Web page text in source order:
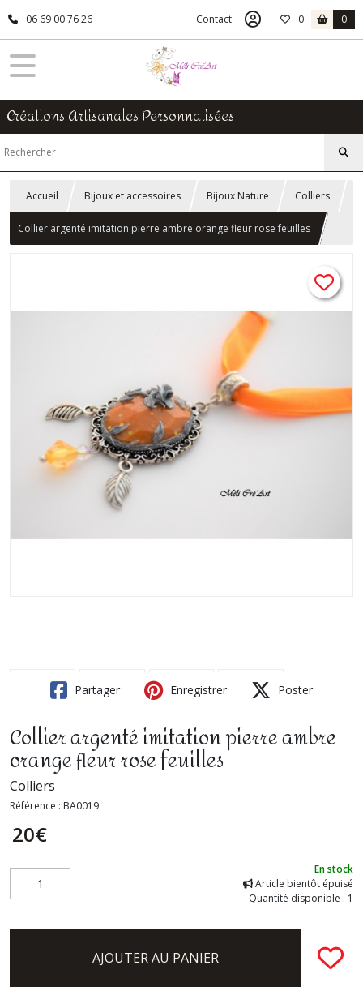
06 69 00 76 26 Contact 0 0
Créations Artisanales Personnalisées
Accueil Bijoux et accessoires Bijoux Nature Colliers
Collier argenté imitation pierre ambre orange fleur rose feuilles
Partager Enregistrer Poster
Collier argenté imitation pierre ambre
orange fleur rose feuilles
Colliers
Référence : BA0019
20€
En stock
Article bientôt épuisé
Quantité disponible : 1
AJOUTER AU PANIER